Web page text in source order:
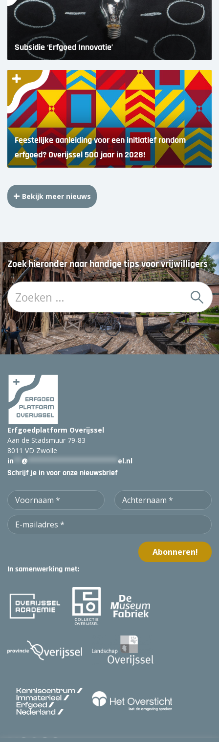
Subsidie ‘Erfgoed Innovatie’
Feestelijke aanleiding voor een initiatief rondom
erfgoed? Overijssel 500 jaar in 2028!
Bekijk meer nieuws
Zoek hieronder naar handige tips voor vrijwilligers
Z
o
e
k
:
Erfgoedplatform Overijssel
Aan de Stadsmuur 79-83
8011 VD Zwolle
in
@ el.nl
Schrijf je in voor onze nieuwsbrief
In samenwerking met: